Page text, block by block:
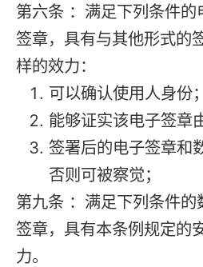
第六条 ：满足下列条件
签章，具有与其他形式的
样的效力：
可以确认使用人身份；
能够证实该电子签章
签署后的电子签章和
否则可被察觉；
第九条 ：满足下列条件
签章，具有本条例规定的
力。